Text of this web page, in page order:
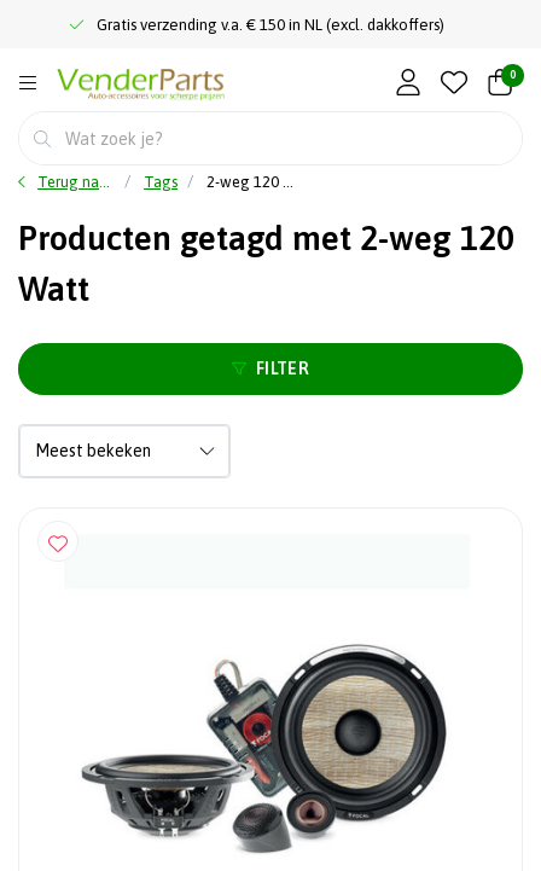
Gratis verzending v.a. € 150 in NL (excl. dakkoffers)
0
Terug naar home Tags 2-weg 120 Watt
Producten getagd met 2-weg 120
Watt
FILTER